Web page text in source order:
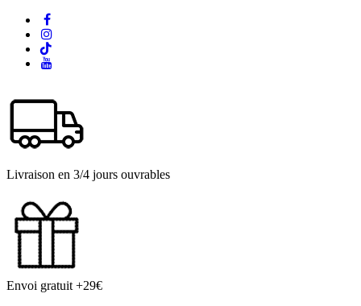
Livraison en 3/4 jours ouvrables
Envoi gratuit +29€